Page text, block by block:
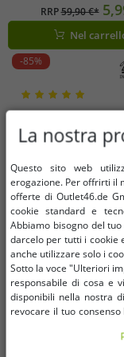
vita e tasche
RRP59,90 €*
Nel
-85%
La nostra
Questo sito web
erogazione. Per offrirti il
offerte di Outlet46.de
cookie standard e
Abbiamo bisogno del
darcelo per tutti i cookie
anche utilizzare solo i
Sotto la voce "Ulteriori
responsabile di cosa e
disponibili nella nostra
revocare il tuo